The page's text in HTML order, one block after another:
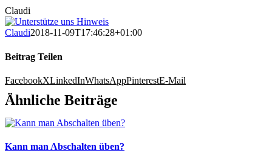
Claudi
Claudi2018-11-09T17:46:28+01:00
Beitrag Teilen
FacebookXLinkedInWhatsAppPinterestE-Mail
Ähnliche Beiträge
Kann man Abschalten üben?